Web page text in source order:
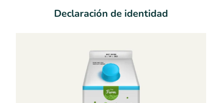
Declaración de identidad